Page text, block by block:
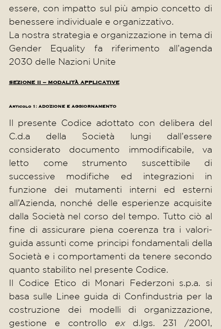
essere, con impatto sul più ampio concetto di
benessere individuale e organizzativo.
La nostra strategia e organizzazione in tema di
Gender Equality fa riferimento all’agenda
2030 delle Nazioni Unite
SEZIONE II – MODALITÀ APPLICATIVE
Articolo 1: ADOZIONE E AGGIORNAMENTO
Il presente Codice adottato con delibera del
C.d.a della Società lungi dall’essere
considerato documento immodificabile, va
letto come strumento suscettibile di
successive modifiche ed integrazioni in
funzione dei mutamenti interni ed esterni
all’Azienda, nonché delle esperienze acquisite
dalla Società nel corso del tempo. Tutto ciò al
fine di assicurare piena coerenza tra i valori-
guida assunti come principi fondamentali della
Società e i comportamenti da tenere secondo
quanto stabilito nel presente Codice.
Il Codice Etico di Monari Federzoni s.p.a. si
basa sulle Linee guida di Confindustria per la
costruzione dei modelli di organizzazione,
gestione e controllo ex d.lgs. 231 /2001,